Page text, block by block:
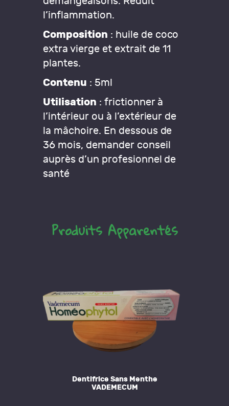
l’inflammation.
Composition : huile de coco
extra vierge et extrait de 11
plantes.
Contenu : 5ml
Utilisation : frictionner à
l’intérieur ou à l’extérieur de
la mâchoire. En dessous de
36 mois, demander conseil
auprès d’un profesionnel de
santé
Produits Apparentés
Dentifrice Sans Menthe
VADEMECUM